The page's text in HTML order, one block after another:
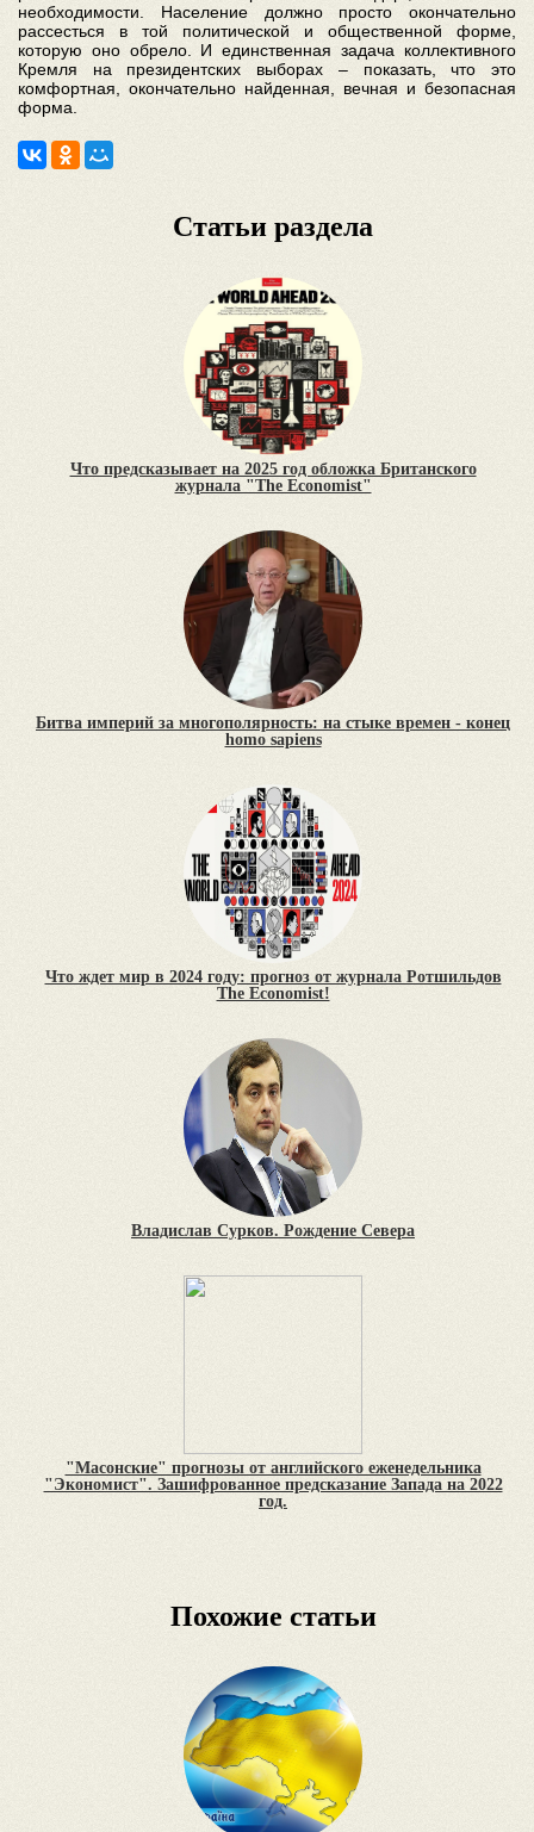
необходимости. Население должно просто окончательно
рассесться в той политической и общественной форме,
которую оно обрело. И единственная задача коллективного
Кремля на президентских выборах – показать, что это
комфортная, окончательно найденная, вечная и безопасная
форма.
Статьи раздела
Что предсказывает на 2025 год обложка Британского
журнала "The Economist"
Битва империй за многополярность: на стыке времен - конец
homo sapiens
Что ждет мир в 2024 году: прогноз от журнала Ротшильдов
The Economist!
Владислав Сурков. Рождение Севера
"Масонские" прогнозы от английского еженедельника
"Экономист". Зашифрованное предсказание Запада на 2022
год.
Похожие статьи